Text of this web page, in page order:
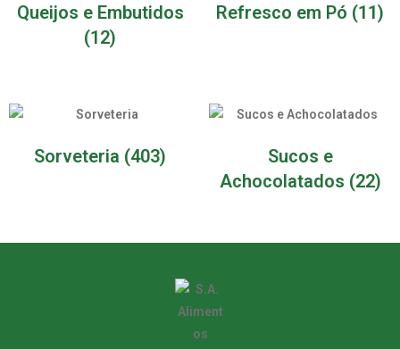
Queijos e Embutidos
(12)
Refresco em Pó (11)
Sorveteria (403)
Sucos e
Achocolatados (22)